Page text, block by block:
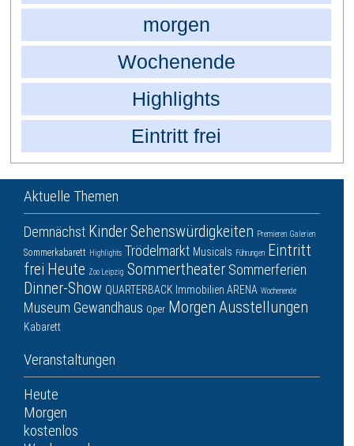
morgen
Wochenende
Highlights
Eintritt frei
Aktuelle Themen
Demnächst KinderSehenswürdigkeiten Premieren Galerien
Sommerkabarett Highlights Trödelmarkt Musicals Führungen Eintritt
frei Heute Zoo Leipzig Sommertheater Sommerferien
Dinner-Show QUARTERBACK Immobilien ARENA Wochenende
Museum Gewandhaus Oper Morgen Ausstellungen
Kabarett
Veranstaltungen
Heute
Morgen
kostenlos